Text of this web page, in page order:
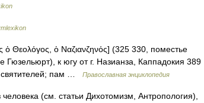
ὁ Θεολόγος, ὁ Ναζιανζηνός] (325 330, поместье
к югу от г. Назианза, Каппадокия 389
святителей; пам …
Православная энциклопедия
(см. статьи Дихотомизм, Антропология),